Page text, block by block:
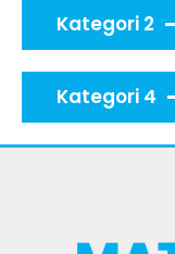
Kategori 2
Kategori 4